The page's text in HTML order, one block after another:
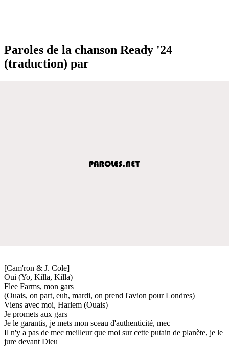
Paroles de la chanson Ready '24
(traduction) par
[Cam'ron & J. Cole]
Oui (Yo, Killa, Killa)
Flee Farms, mon gars
(Ouais, on part, euh, mardi, on prend l'avion pour Londres)
Viens avec moi, Harlem (Ouais)
Je promets aux gars
Je le garantis, je mets mon sceau d'authenticité, mec
Il n'y a pas de mec meilleur que moi sur cette putain de planète, je le
jure devant Dieu